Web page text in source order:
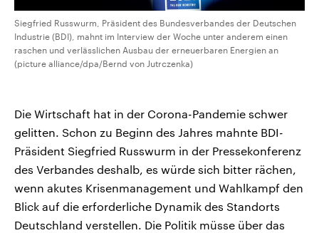
Siegfried Russwurm, Präsident des Bundesverbandes der Deutschen
Industrie (BDI), mahnt im Interview der Woche unter anderem einen
raschen und verlässlichen Ausbau der erneuerbaren Energien an
(picture alliance/dpa/Bernd von Jutrczenka)
Die Wirtschaft hat in der Corona-Pandemie schwer
gelitten. Schon zu Beginn des Jahres mahnte BDI-
Präsident Siegfried Russwurm in der Pressekonferenz
des Verbandes deshalb, es würde sich bitter rächen,
wenn akutes Krisenmanagement und Wahlkampf den
Blick auf die erforderliche Dynamik des Standorts
Deutschland verstellen. Die Politik müsse über das